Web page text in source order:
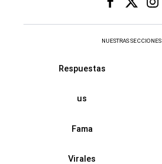
NUESTRAS SECCIONES
Respuestas
us
Fama
Virales